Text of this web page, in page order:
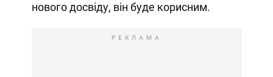
нового досвіду, він буде корисним.
РЕКЛАМА